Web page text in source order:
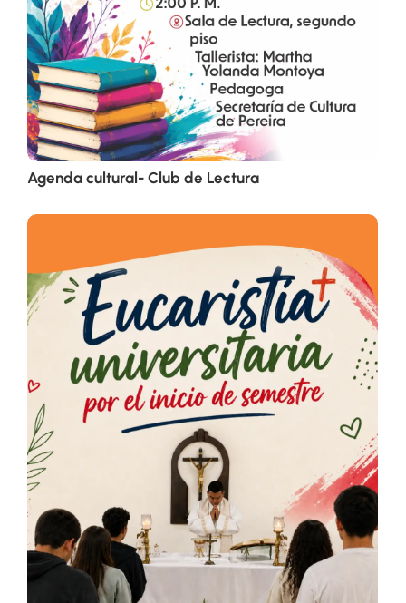
Agenda cultural- Club de Lectura